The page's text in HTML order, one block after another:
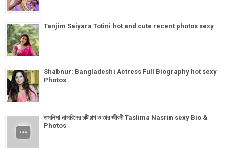
Tanjim Saiyara Totini hot and cute recent photos sexy
Shabnur: Bangladeshi Actress Full Biography hot sexy
Photos
তসলিমা নাসরিনের চটি গল্প ও তার জীবনী Taslima Nasrin sexy Bio &
Photos